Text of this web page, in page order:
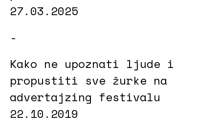
27.03.2025
Kako ne upoznati ljude i
propustiti sve žurke na
advertajzing festivalu
22.10.2019